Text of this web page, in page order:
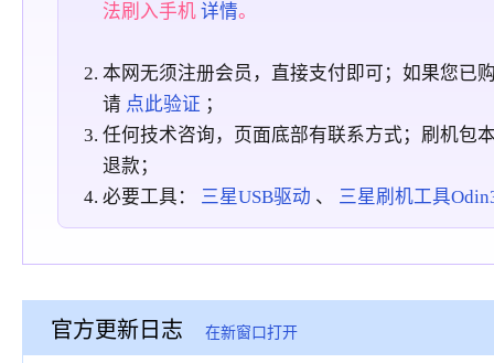
法刷入手机详情。
本网无须注册会员，直接支付即可；如果您已
请 点此验证 ；
任何技术咨询，页面底部有联系方式；刷机包
退款；
必要工具： 三星USB驱动 、 三星刷机工具
官方更新日志 在新窗口打开